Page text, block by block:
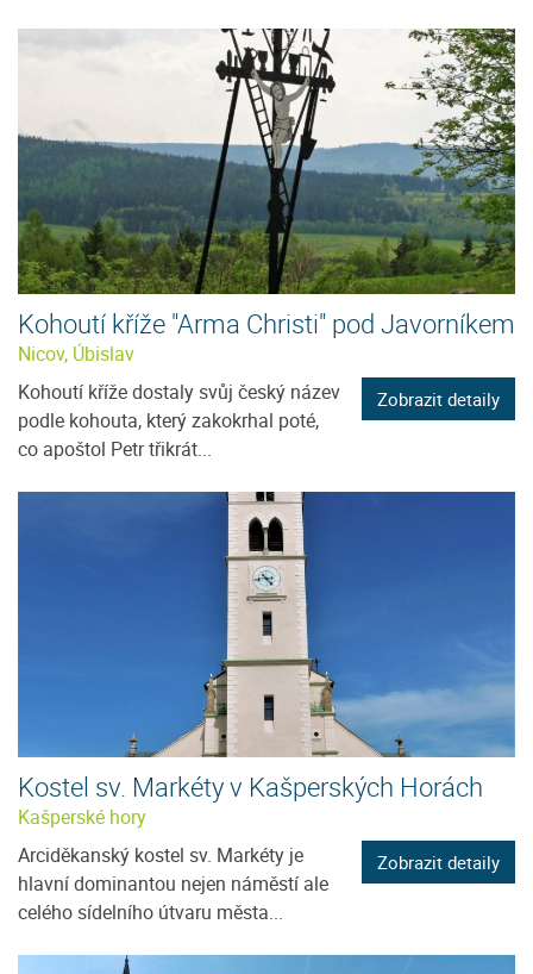
Kohoutí kříže "Arma Christi" pod Javorníkem
Nicov, Úbislav
Kohoutí kříže dostaly svůj český název
podle kohouta, který zakokrhal poté,
co apoštol Petr třikrát...
Zobrazit detaily
Kostel sv. Markéty v Kašperských Horách
Kašperské hory
Arciděkanský kostel sv. Markéty je
hlavní dominantou nejen náměstí ale
celého sídelního útvaru města...
Zobrazit detaily